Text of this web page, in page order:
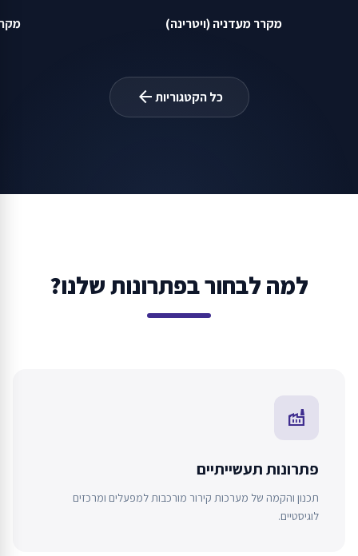
מקרר מעדניה (ויטרינה)
כל הקטגוריותarrow_back
למה לבחור בפתרונות שלנו?
factory
פתרונות תעשייתיים
תכנון והקמה של מערכות קירור מורכבות למפעלים ומרכזים
לוגיסטיים.